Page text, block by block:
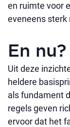
en ruimte voor
eveneens sterk
En nu?
Uit deze
heldere
als fundament
regels geven
ervoor dat het